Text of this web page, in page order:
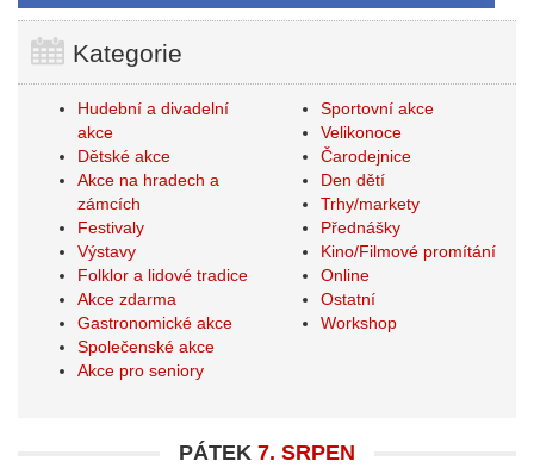
Kategorie
Hudební a divadelní
akce
Dětské akce
Akce na hradech a
zámcích
Festivaly
Výstavy
Folklor a lidové tradice
Akce zdarma
Gastronomické akce
Společenské akce
Akce pro seniory
Sportovní akce
Velikonoce
Čarodejnice
Den dětí
Trhy/markety
Přednášky
Kino/Filmové promítání
Online
Ostatní
Workshop
PÁTEK 7. SRPEN